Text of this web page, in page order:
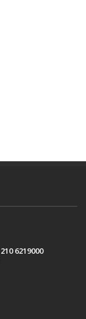
210 6219000